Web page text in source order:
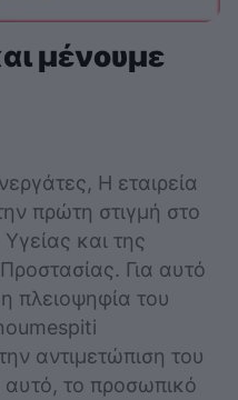
μένουμε
H εταιρεία
πρώτη στιγμή στο
και της
Για αυτό
πλειοψηφία του
αντιμετώπιση του
το προσωπικό